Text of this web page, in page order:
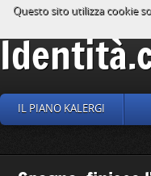
IL PIANO KALERGI
Questo sito utilizza cookie